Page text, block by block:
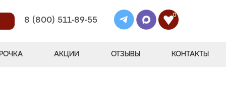
8 (800) 511-89-55
0
АКЦИИ ОТЗЫВЫ КОНТАКТЫ